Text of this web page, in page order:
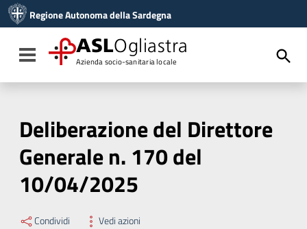
Vai al menu di navigazione
Vai al footer
Regione Autonoma della Sardegna
Toggle navigation
ASLOgliastra
Azienda socio-sanitaria locale
Deliberazione del Direttore
Generale n. 170 del
10/04/2025
Condividi Vedi azioni